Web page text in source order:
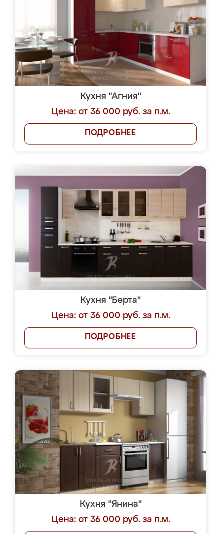
Кухня "Агния"
Цена: от 36 000 руб. за п.м.
ПОДРОБНЕЕ
Кухня "Берта"
Цена: от 36 000 руб. за п.м.
ПОДРОБНЕЕ
Кухня "Янина"
Цена: от 36 000 руб. за п.м.